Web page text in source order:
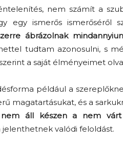
nem számít a
egy ismerős ismerőséről
ábrázolnak
tudtam azonosulni, s
a saját élményeimet
például a
magatartásukat, és a
nem áll készen a nem várt
valódi feloldást.